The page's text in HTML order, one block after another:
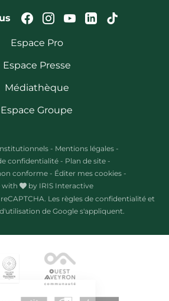
Suivez-nous sur
Suivez-nous sur
Suivez-nous
Suivez-Suivez-
Espace Pro
Espace Presse
Médiathèque
Espace Groupe
- Mentions légales -
confidentialité - Plan de site -
conforme - Éditer mes cookies -
with
by IRIS Interactive
Les règles de confidentialitéet
de Google s'appliquent.